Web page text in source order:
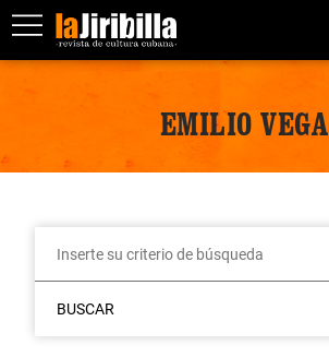
EMILIO VEGA
BUSCAR